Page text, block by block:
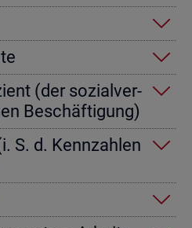
(der so­zi­al­ver­
Be­schäf­ti­gung)
S. d. Kenn­zah­len